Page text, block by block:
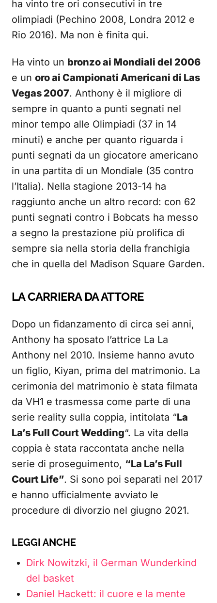
ha vinto tre ori consecutivi in tre
olimpiadi (Pechino 2008, Londra 2012 e
Rio 2016). Ma non è finita qui.
Ha vinto un bronzo ai Mondiali del 2006
e un oro ai Campionati Americani di Las
Vegas 2007. Anthony è il migliore di
sempre in quanto a punti segnati nel
minor tempo alle Olimpiadi (37 in 14
minuti) e anche per quanto riguarda i
punti segnati da un giocatore americano
in una partita di un Mondiale (35 contro
l’Italia). Nella stagione 2013-14 ha
raggiunto anche un altro record: con 62
punti segnati contro i Bobcats ha messo
a segno la prestazione più prolifica di
sempre sia nella storia della franchigia
che in quella del Madison Square Garden.
LA CARRIERA DA ATTORE
Dopo un fidanzamento di circa sei anni,
Anthony ha sposato l’attrice La La
Anthony nel 2010. Insieme hanno avuto
un figlio, Kiyan, prima del matrimonio. La
cerimonia del matrimonio è stata filmata
da VH1 e trasmessa come parte di una
serie reality sulla coppia, intitolata “La
La’s Full Court Wedding“. La vita della
coppia è stata raccontata anche nella
serie di proseguimento, “La La’s Full
Court Life”. Si sono poi separati nel 2017
e hanno ufficialmente avviato le
procedure di divorzio nel giugno 2021.
LEGGI ANCHE
Dirk Nowitzki, il German Wunderkind
del basket
Daniel Hackett: il cuore e la mente